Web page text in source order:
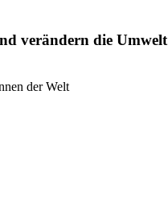
verändern die Umwelt
der Welt